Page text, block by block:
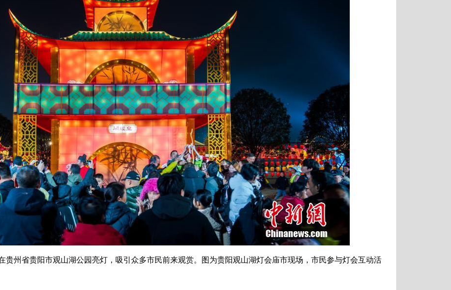
州省贵阳市观山湖公园亮灯，吸引众多市民前来观赏。图为贵阳观山湖灯会庙市现场，市民参与灯会互动活